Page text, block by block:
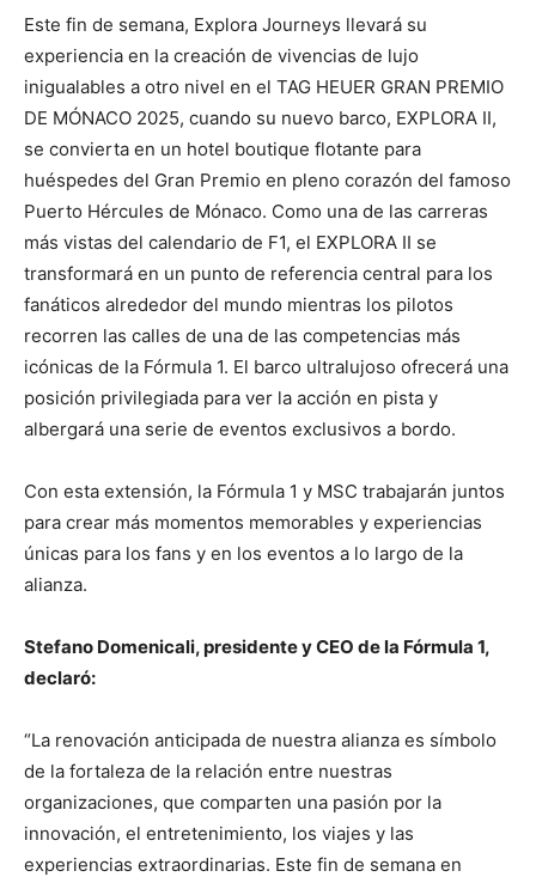
Este fin de semana, Explora Journeys llevará su
experiencia en la creación de vivencias de lujo
inigualables a otro nivel en el TAG HEUER GRAN PREMIO
DE MÓNACO 2025, cuando su nuevo barco, EXPLORA II,
se convierta en un hotel boutique flotante para
huéspedes del Gran Premio en pleno corazón del famoso
Puerto Hércules de Mónaco. Como una de las carreras
más vistas del calendario de F1, el EXPLORA II se
transformará en un punto de referencia central para los
fanáticos alrededor del mundo mientras los pilotos
recorren las calles de una de las competencias más
icónicas de la Fórmula 1. El barco ultralujoso ofrecerá una
posición privilegiada para ver la acción en pista y
albergará una serie de eventos exclusivos a bordo.
Con esta extensión, la Fórmula 1 y MSC trabajarán juntos
para crear más momentos memorables y experiencias
únicas para los fans y en los eventos a lo largo de la
alianza.
Stefano Domenicali, presidente y CEO de la Fórmula 1,
declaró:
“La renovación anticipada de nuestra alianza es símbolo
de la fortaleza de la relación entre nuestras
organizaciones, que comparten una pasión por la
innovación, el entretenimiento, los viajes y las
experiencias extraordinarias. Este fin de semana en